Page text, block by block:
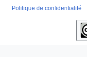
Politique de confidentialité